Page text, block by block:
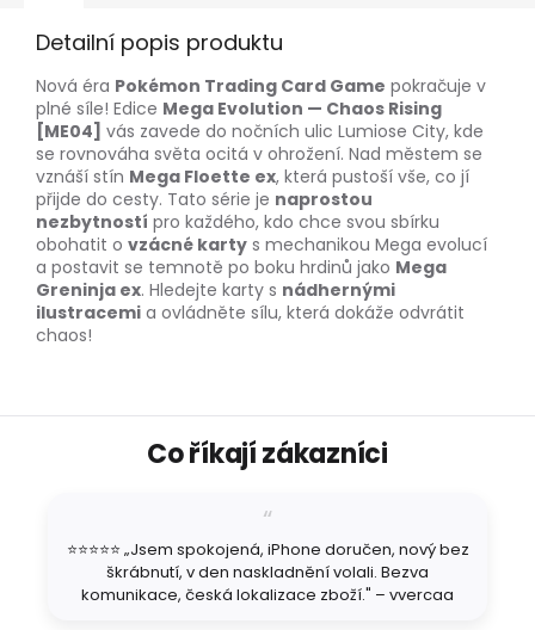
Detailní popis produktu
Nová éra Pokémon Trading Card Game pokračuje v
plné síle! Edice Mega Evolution — Chaos Rising
[ME04] vás zavede do nočních ulic Lumiose City, kde
se rovnováha světa ocitá v ohrožení. Nad městem se
vznáší stín Mega Floette ex, která pustoší vše, co jí
přijde do cesty. Tato série je naprostou
nezbytností pro každého, kdo chce svou sbírku
obohatit o vzácné karty s mechanikou Mega evolucí
a postavit se temnotě po boku hrdinů jako Mega
Greninja ex. Hledejte karty s nádhernými
ilustracemi a ovládněte sílu, která dokáže odvrátit
chaos!
Co říkají zákazníci
⭐⭐⭐⭐⭐ „Jsem spokojená, iPhone doručen, nový bez
škrábnutí, v den naskladnění volali. Bezva
komunikace, česká lokalizace zboží." – vvercaa